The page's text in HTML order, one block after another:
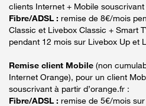
clients Internet + Mobile
Fibre/ADSL : remise de 8€/mois
Classic et Livebox Classic + Smart
pendant 12 mois sur Livebox Up et
Remise client Mobile (non
Internet Orange), pour un client
souscrivant à partir d’orange.fr :
Fibre/ADSL : remise de 5€/mois